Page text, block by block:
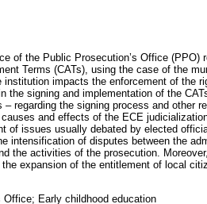
of the Public Prosecution’s Office (PPO)
Terms (CATs), using the case of the
impacts the enforcement of the
the signing and implementation of the
regarding the signing process and other
and effects of the ECE
of issues usually debated by elected
of disputes between the
the activities of the prosecution.
expansion of the entitlement of local
Early childhood education